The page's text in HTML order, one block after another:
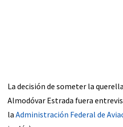
La decisión de someter la
Almodóvar Estrada fuera
la Administración Federal de